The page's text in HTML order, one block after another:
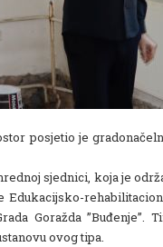
posjetio je
sjednici, koja je
Edukacijsko-
Goražda ”Buđenje”.
ovog tipa.